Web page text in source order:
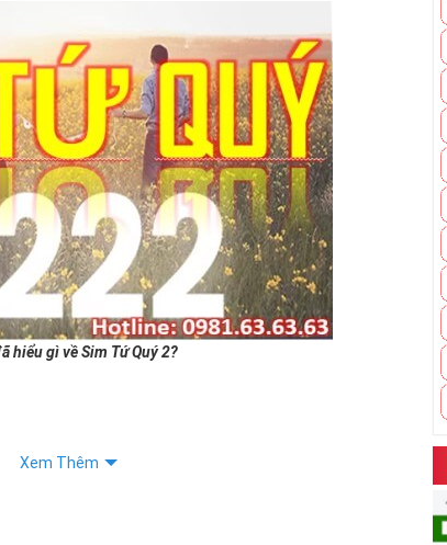
hiểu gì về Sim Tứ Quý 2?
Xem Thêm